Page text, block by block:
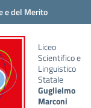
e del Merito
Liceo
Scientifico e
Linguistico
Statale
Guglielmo
Marconi